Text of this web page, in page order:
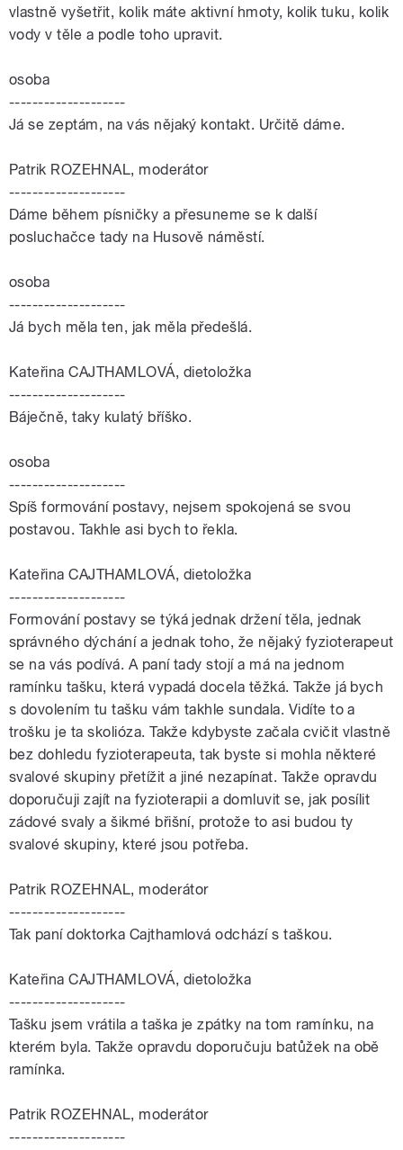
vlastně vyšetřit, kolik máte aktivní hmoty, kolik tuku, kolik
vody v těle a podle toho upravit.
osoba
--------------------
Já se zeptám, na vás nějaký kontakt. Určitě dáme.
Patrik ROZEHNAL, moderátor
--------------------
Dáme během písničky a přesuneme se k další
posluchačce tady na Husově náměstí.
osoba
--------------------
Já bych měla ten, jak měla předešlá.
Kateřina CAJTHAMLOVÁ, dietoložka
--------------------
Báječně, taky kulatý bříško.
osoba
--------------------
Spíš formování postavy, nejsem spokojená se svou
postavou. Takhle asi bych to řekla.
Kateřina CAJTHAMLOVÁ, dietoložka
--------------------
Formování postavy se týká jednak držení těla, jednak
správného dýchání a jednak toho, že nějaký fyzioterapeut
se na vás podívá. A paní tady stojí a má na jednom
ramínku tašku, která vypadá docela těžká. Takže já bych
s dovolením tu tašku vám takhle sundala. Vidíte to a
trošku je ta skolióza. Takže kdybyste začala cvičit vlastně
bez dohledu fyzioterapeuta, tak byste si mohla některé
svalové skupiny přetížit a jiné nezapínat. Takže opravdu
doporučuji zajít na fyzioterapii a domluvit se, jak posílit
zádové svaly a šikmé břišní, protože to asi budou ty
svalové skupiny, které jsou potřeba.
Patrik ROZEHNAL, moderátor
--------------------
Tak paní doktorka Cajthamlová odchází s taškou.
Kateřina CAJTHAMLOVÁ, dietoložka
--------------------
Tašku jsem vrátila a taška je zpátky na tom ramínku, na
kterém byla. Takže opravdu doporučuju batůžek na obě
ramínka.
Patrik ROZEHNAL, moderátor
--------------------